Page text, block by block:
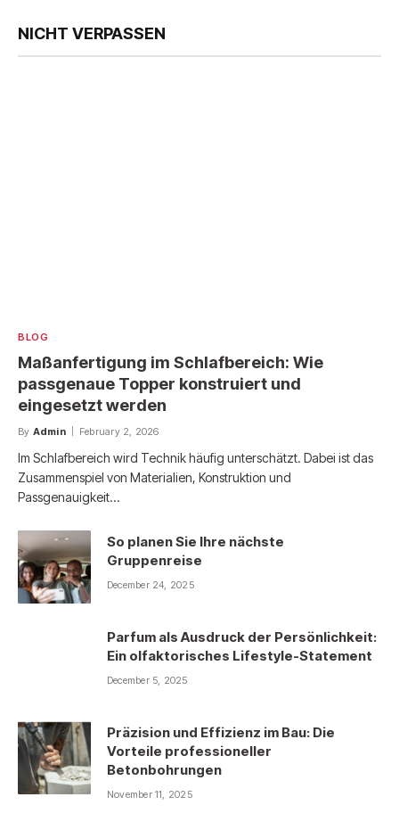
NICHT VERPASSEN
BLOG
Maßanfertigung im Schlafbereich: Wie
passgenaue Topper konstruiert und
eingesetzt werden
By Admin February 2, 2026
Im Schlafbereich wird Technik häufig unterschätzt. Dabei ist das
Zusammenspiel von Materialien, Konstruktion und
Passgenauigkeit…
So planen Sie Ihre nächste
Gruppenreise
December 24, 2025
Parfum als Ausdruck der Persönlichkeit:
Ein olfaktorisches Lifestyle-Statement
December 5, 2025
Präzision und Effizienz im Bau: Die
Vorteile professioneller
Betonbohrungen
November 11, 2025